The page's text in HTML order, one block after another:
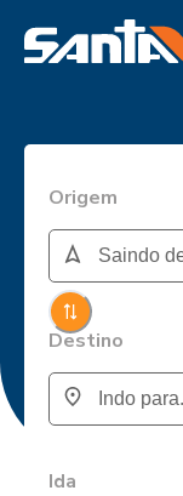
Origem
Destino
Ida